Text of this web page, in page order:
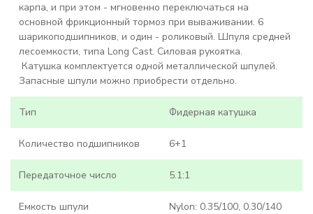
карпа, и при этом - мгновенно переключаться на
основной фрикционный тормоз при вываживании. 6
шарикоподшипников, и один - роликовый. Шпуля средней
лесоемкости, типа Long Cast. Силовая рукоятка.
Катушка комплектуется одной металлической шпулей.
Запасные шпули можно приобрести отдельно.
Тип Фидерная катушка
Количество подшипников 6+1
Передаточное число 5.1:1
Емкость шпули Nylon: 0.35/100, 0.30/140